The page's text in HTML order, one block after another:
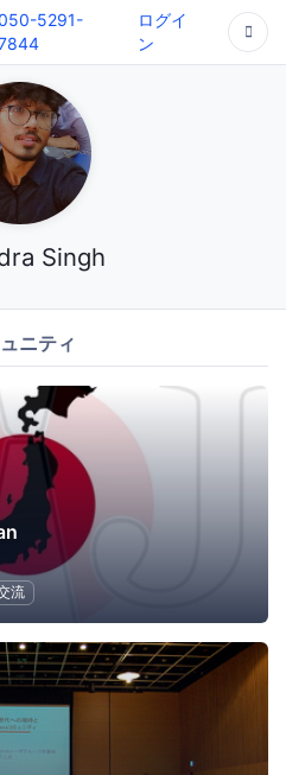
5291-
ログイ
ン
Singh
ニティ
流